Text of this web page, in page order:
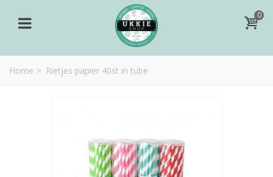
0
Home > Rietjes papier 40st in tube